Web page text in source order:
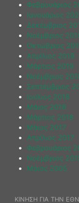
Φεβρουάριος
Ιανουάριος
Δεκέμβριος
Νοέμβριος
Οκτώβριος
Απρίλιος 2019
Μάρτιος 2019
Νοέμβριος
Σεπτέμβριος
Ιούλιος 2018
Μάιος 2018
Μάρτιος 2018
Μάιος 2017
Απρίλιος 2017
Φεβρουάριος
Νοέμβριος
Μάιος 2005
ΚΙΝΗΣΗ ΓΙΑ ΤΗΝ